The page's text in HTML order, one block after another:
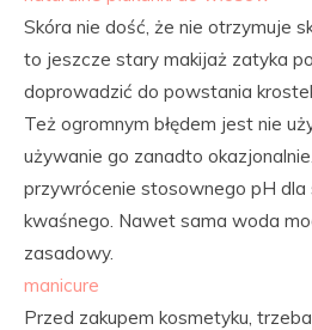
Skóra nie dość, że nie otrzymuje
to jeszcze stary makijaż zatyka
doprowadzić do powstania
Też ogromnym błędem jest nie
używanie go zanadto
przywrócenie stosownego pH dla
kwaśnego. Nawet sama woda
zasadowy.
manicure
Przed zakupem kosmetyku,